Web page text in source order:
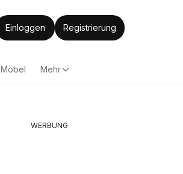
Einloggen Registrierung
Möbel Mehr
WERBUNG